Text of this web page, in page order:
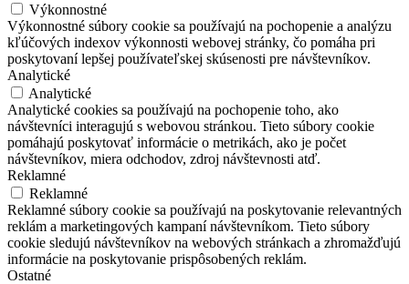
Výkonnostné
Výkonnostné súbory cookie sa používajú na pochopenie a analýzu
kľúčových indexov výkonnosti webovej stránky, čo pomáha pri
poskytovaní lepšej používateľskej skúsenosti pre návštevníkov.
Analytické
Analytické
Analytické cookies sa používajú na pochopenie toho, ako
návštevníci interagujú s webovou stránkou. Tieto súbory cookie
pomáhajú poskytovať informácie o metrikách, ako je počet
návštevníkov, miera odchodov, zdroj návštevnosti atď.
Reklamné
Reklamné
Reklamné súbory cookie sa používajú na poskytovanie relevantných
reklám a marketingových kampaní návštevníkom. Tieto súbory
cookie sledujú návštevníkov na webových stránkach a zhromažďujú
informácie na poskytovanie prispôsobených reklám.
Ostatné